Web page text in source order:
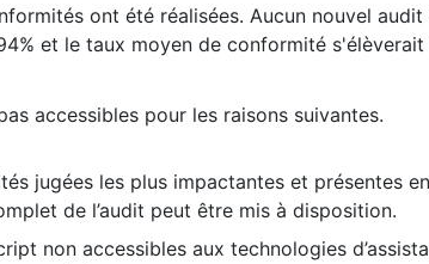
ont été réalisées. Aucun nouvel
et le taux moyen de conformité s'élèverait
accessibles pour les raisons suivantes.
jugées les plus impactantes et présentes
de l’audit peut être mis à disposition.
non accessibles aux technologies